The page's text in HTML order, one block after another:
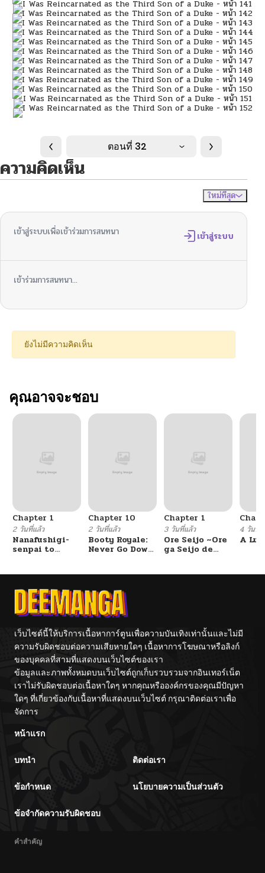
ตอนที่ 32
ความคิดเห็น
ใหม่ที่สุด
เข้าสู่ระบบเพื่อเข้าร่วมการสนทนา เข้าสู่ระบบ
เข้าร่วมการสนทนา...
ยังไม่มีความคิดเห็น
คุณอาจจะชอบ
Chapter 1
2 วันที่แล้ว
Nanafushigi-
senpai to
Chapter 10
2 วันที่แล้ว
Booty Royale:
Never Go Down
Chapter 1
3 วันที่แล้ว
Ore Seijo ~Ore
ga Seijo de
Tag Otome
4 วันที่
A
เว็บไซต์นี้ให้บริการเนื้อหาการ์ตูนเพื่อความบันเทิงเท่านั้นและไม่มี
ความรับผิดชอบต่อความเสียหายใดๆ เนื้อหาการโฆษณาหรือลิงก์
ของบุคคลที่สามที่แสดงบนเว็บไซต์ของเรา
ข้อมูลและภาพทั้งหมดบนเว็บไซต์ถูกเก็บรวบรวมจากอินเทอร์เน็ต
เราไม่รับผิดชอบต่อเนื้อหาใดๆ หากคุณหรือองค์กรของคุณมีปัญหา
ใดๆ ที่เกี่ยวข้องกับเนื้อหาที่แสดงบนเว็บไซต์ กรุณาติดต่อเราเพื่อ
จัดการ
หน้าแรก
บทนำ ติดต่อเรา
ข้อกำหนด นโยบายความเป็นส่วนตัว
ข้อจำกัดความรับผิดชอบ
คำสำคัญ